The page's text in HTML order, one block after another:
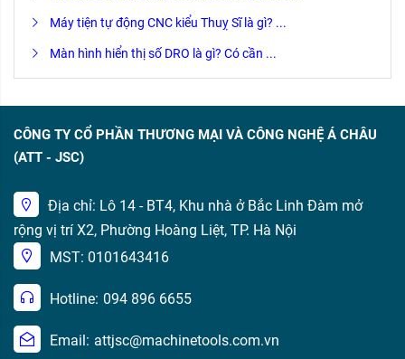
Máy tiện tự động CNC kiểu Thuỵ Sĩ là gì? ...
Màn hình hiển thị số DRO là gì? Có cần ...
CÔNG TY CỔ PHẦN THƯƠNG MẠI VÀ CÔNG NGHỆ Á CHÂU
(ATT - JSC)
Địa chỉ: Lô 14 - BT4, Khu nhà ở Bắc Linh Đàm mở
rộng vị trí X2, Phường Hoàng Liệt, TP. Hà Nội
MST: 0101643416
Hotline: 094 896 6655
Email: attjsc@machinetools.com.vn